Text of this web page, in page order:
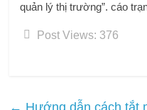
quản lý thị trường”. cáo
Post Views: 376
← Hướng dẫn cách tắt